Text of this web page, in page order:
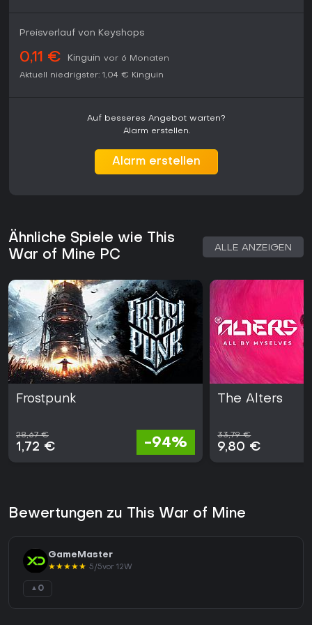
Preisverlauf von Keyshops
0,11 € Kinguin vor 6 Monaten
Aktuell niedrigster: 1,04 € Kinguin
Auf besseres Angebot warten?
Alarm erstellen.
Alarm erstellen
Ähnliche Spiele wie This
War of Mine PC
ALLE ANZEIGEN
Frostpunk
28,67 €
1,72 € -94%
The Alters
33,79 €
9,80 €
Bewertungen zu This War of Mine
GameMaster
★★★★★ 5/5vor 12W
▲ 0